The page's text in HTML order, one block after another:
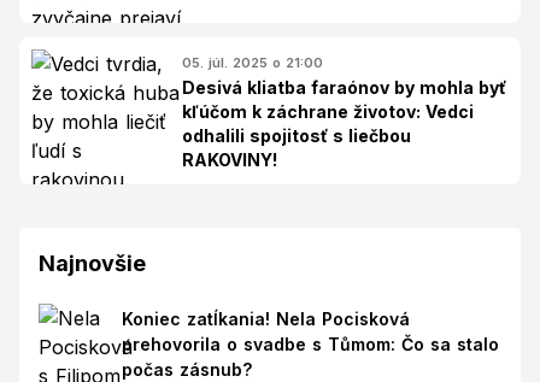
05. júl. 2025 o 21:00
Desivá kliatba faraónov by mohla byť
kľúčom k záchrane životov: Vedci
odhalili spojitosť s liečbou
RAKOVINY!
Najnovšie
Koniec zatĺkania! Nela Pocisková
prehovorila o svadbe s Tůmom: Čo sa stalo
počas zásnub?